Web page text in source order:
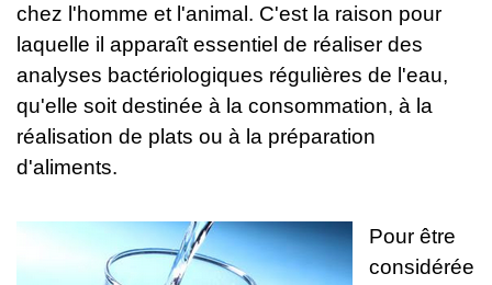
chez l'homme et l'animal. C'est la raison pour
laquelle il apparaît essentiel de réaliser des
analyses bactériologiques régulières de l'eau,
qu'elle soit destinée à la consommation, à la
réalisation de plats ou à la préparation
d'aliments.
Pour être
considérée